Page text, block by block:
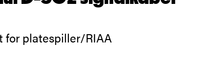
for platespiller/RIAA